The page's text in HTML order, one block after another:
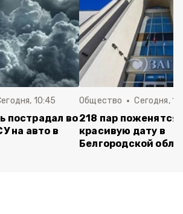
10:45
пострадал во
на авто в
Общество Сегодня,
218 пар поженятся
красивую дату в
Белгородской